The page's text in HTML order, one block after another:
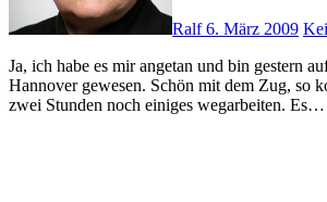
Ralf6. März 2009
Ja, ich habe es mir angetan und bin gestern auf der CeBIT in
Hannover gewesen. Schön mit dem Zug, so
zwei Stunden noch einiges wegarbeiten. Es…